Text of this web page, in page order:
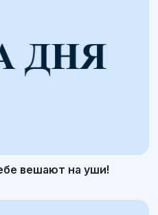
вешают на уши!